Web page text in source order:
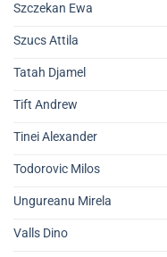
Szczekan Ewa
Szucs Attila
Tatah Djamel
Tift Andrew
Tinei Alexander
Todorovic Milos
Ungureanu Mirela
Valls Dino